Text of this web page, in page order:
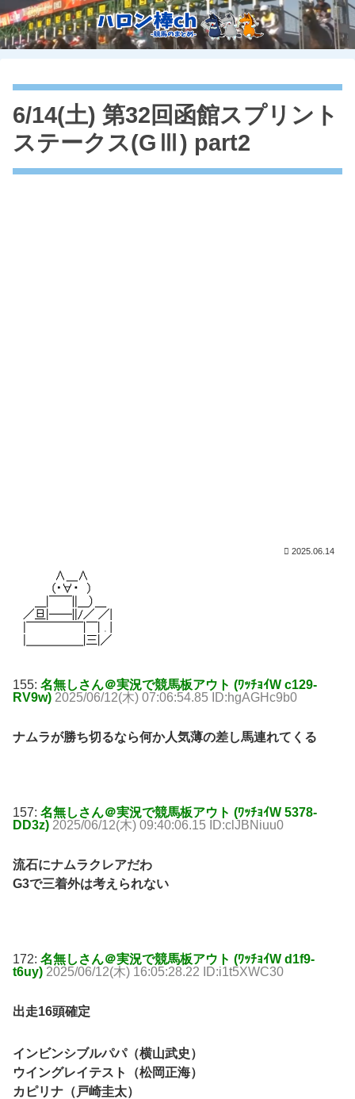
6/14(土) 第32回函館スプリント
ステークス(GⅢ) part2
2025.06.14
155: 名無しさん＠実況で競馬板アウト (ﾜｯﾁｮｲW c129-
RV9w) 2025/06/12(木) 07:06:54.85 ID:hgAGHc9b0
ナムラが勝ち切るなら何か人気薄の差し馬連れてくる
157: 名無しさん＠実況で競馬板アウト (ﾜｯﾁｮｲW 5378-
DD3z) 2025/06/12(木) 09:40:06.15 ID:clJBNiuu0
流石にナムラクレアだわ
G3で三着外は考えられない
172: 名無しさん＠実況で競馬板アウト (ﾜｯﾁｮｲW d1f9-
t6uy) 2025/06/12(木) 16:05:28.22 ID:i1t5XWC30
出走16頭確定
インビンシブルパパ（横山武史）
ウイングレイテスト（松岡正海）
カピリナ（戸崎圭太）